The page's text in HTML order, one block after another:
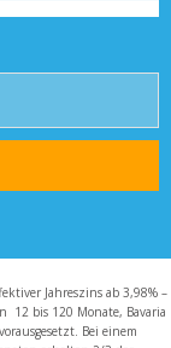
Jahreszins ab 3,98% –
12 bis 120 Monate, Bavaria
Bei einem